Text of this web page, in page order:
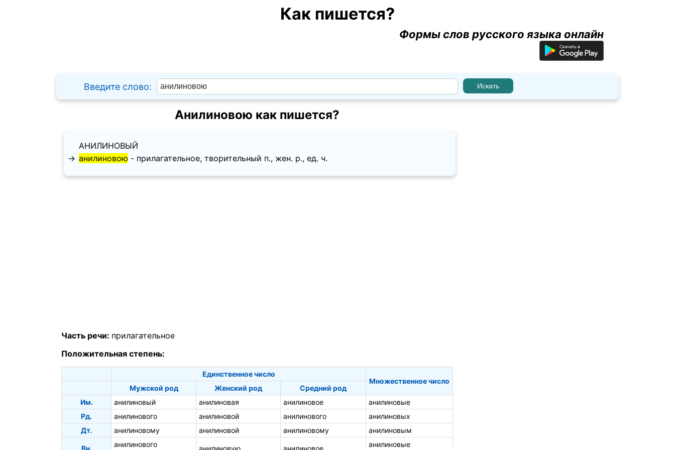
Как пишется?
Формы слов русского языка онлайн
Введите слово:
Анилиновою как пишется?
АНИЛИНОВЫЙ
→ анилиновою - прилагательное, творительный п., жен. p., ед. ч.
Часть речи: прилагательное
Положительная степень:
Единственное число
Множественное число
Мужской род
Женский род
Средний род
Им.
анилиновый анилиновая анилиновое
анилиновые
Рд.
анилинового анилиновой анилинового
анилиновых
Дт.
анилиновому анилиновой анилиновому анилиновым
анилинового
анилиновые